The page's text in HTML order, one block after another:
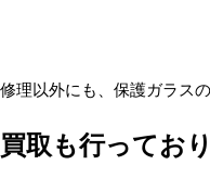
修理以外にも、保護ガラスの
買取も行ってお